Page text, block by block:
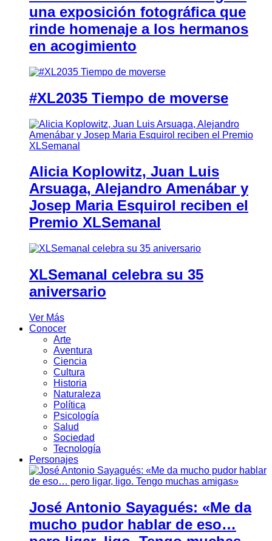
una exposición fotográfica que
rinde homenaje a los hermanos
en acogimiento
#XL2035 Tiempo de moverse
Alicia Koplowitz, Juan Luis
Arsuaga, Alejandro Amenábar y
Josep Maria Esquirol reciben el
Premio XLSemanal
XLSemanal celebra su 35
aniversario
Ver Más
Conocer
Arte
Aventura
Ciencia
Cultura
Historia
Naturaleza
Política
Psicología
Salud
Sociedad
Tecnología
Personajes
José Antonio Sayagués: «Me da
mucho pudor hablar de eso…